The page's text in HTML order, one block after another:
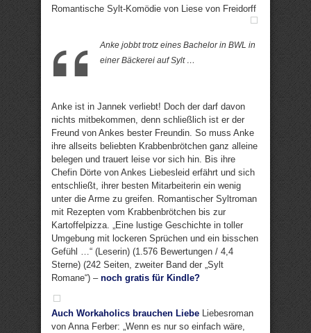
Romantische Sylt-Komödie von Liese von Freidorff
Anke jobbt trotz eines Bachelor in BWL in
einer Bäckerei auf Sylt …
Anke ist in Jannek verliebt! Doch der darf davon
nichts mitbekommen, denn schließlich ist er der
Freund von Ankes bester Freundin. So muss Anke
ihre allseits beliebten Krabbenbrötchen ganz alleine
belegen und trauert leise vor sich hin. Bis ihre
Chefin Dörte von Ankes Liebesleid erfährt und sich
entschließt, ihrer besten Mitarbeiterin ein wenig
unter die Arme zu greifen. Romantischer Syltroman
mit Rezepten vom Krabbenbrötchen bis zur
Kartoffelpizza. „Eine lustige Geschichte in toller
Umgebung mit lockeren Sprüchen und ein bisschen
Gefühl …“ (Leserin) (1.576 Bewertungen / 4,4
Sterne) (242 Seiten, zweiter Band der „Sylt
Romane“) – noch gratis für Kindle?
Auch Workaholics brauchen Liebe Liebesroman
von Anna Ferber: „Wenn es nur so einfach wäre,